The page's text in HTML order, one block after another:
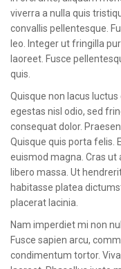
viverra a nulla quis
convallis pellentesque.
leo. Integer ut fringilla
laoreet. Fusce
quis.
Quisque non lacus
egestas nisl odio, sed
consequat dolor.
Quisque quis porta felis.
euismod magna. Cras ut
libero massa. Ut
habitasse platea
placerat lacinia.
Nam imperdiet mi non
Fusce sapien arcu,
condimentum tortor.
Formation continue
Documentation
Galerie
CONTACT